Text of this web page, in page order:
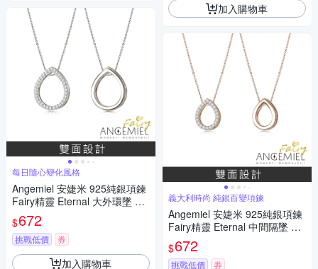
每日隨心變化風格
Angemiel 安婕米 925純銀項鍊
Fairy精靈 Eternal 大外環墜 白
鑽.銀
$672
挑戰低價 券
加入購物車
加入購物車
義大利時尚 純銀百變項鍊
Angemiel 安婕米 925純銀項鍊
Fairy精靈 Eternal 中間隔墜 白
鑽玫金
$672
挑戰低價 券